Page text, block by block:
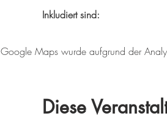
Inkludiert sind:
nachhaltige und
Teilnehmerzahl:
Google Maps wurde aufgrund der
Diese